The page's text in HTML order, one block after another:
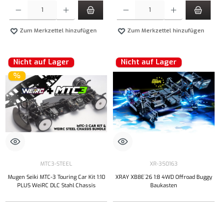
Zum Merkzettel hinzufügen Zum Merkzettel hinzufügen
Nicht auf Lager
%
MTC3-STEEL
Mugen Seiki MTC-3 Touring Car Kit 1:10
PLUS WeiRC DLC Stahl Chassis
Nicht auf Lager
XR-350163
XRAY XB8E`26 1:8 4WD Offroad Buggy
Baukasten